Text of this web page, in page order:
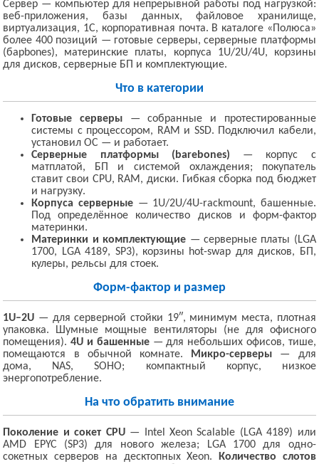
Сервер — компьютер для непрерывной работы под нагрузкой:
веб-приложения, базы данных, файловое хранилище,
виртуализация, 1C, корпоративная почта. В каталоге «Полюса»
более 400 позиций — готовые серверы, серверные платформы
(барbones), материнские платы, корпуса 1U/2U/4U, корзины
для дисков, серверные БП и комплектующие.
Что в категории
Готовые серверы — собранные и протестированные
системы с процессором, RAM и SSD. Подключил кабели,
установил ОС — и работает.
Серверные платформы (barebones) — корпус с
матплатой, БП и системой охлаждения; покупатель
ставит свои CPU, RAM, диски. Гибкая сборка под бюджет
и нагрузку.
Корпуса серверные — 1U/2U/4U-rackmount, башенные.
Под определённое количество дисков и форм-фактор
материнки.
Материнки и комплектующие — серверные платы (LGA
1700, LGA 4189, SP3), корзины hot-swap для дисков, БП,
кулеры, рельсы для стоек.
Форм-фактор и размер
1U–2U — для серверной стойки 19″, минимум места, плотная
упаковка. Шумные мощные вентиляторы (не для офисного
помещения).4U и башенные— для небольших офисов, тише,
помещаются в обычной комнате.
Микро-серверы — для
дома, NAS, SOHO; компактный корпус, низкое
энергопотребление.
На что обратить внимание
Поколение и сокет CPU— Intel Xeon Scalable (LGA 4189) или
AMD EPYC (SP3) для нового железа; LGA 1700 для одно-
сокетных серверов на десктопных Xeon.
Количество слотов